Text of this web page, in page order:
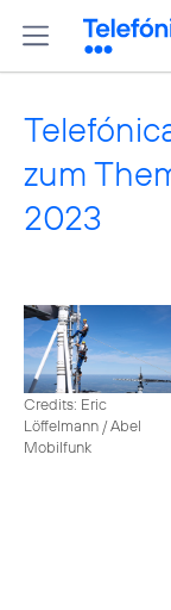
zum
2023
Credits: Eric
Löffelmann / Abel
Mobilfunk